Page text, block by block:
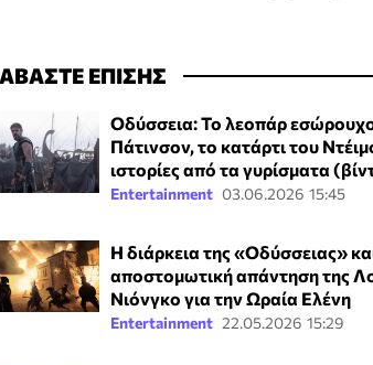
ΕΠΙΣΗΣ
Οδύσσεια: Το λεοπάρ
Πάτινσον, το κατάρτι του
ιστορίες από τα γυρίσματα
Entertainment 03.06.2026 15:45
Η διάρκεια της «Οδύσσειας»
αποστομωτική απάντηση της
Νιόνγκο για την Ωραία Ελένη
Entertainment 22.05.2026 15:29